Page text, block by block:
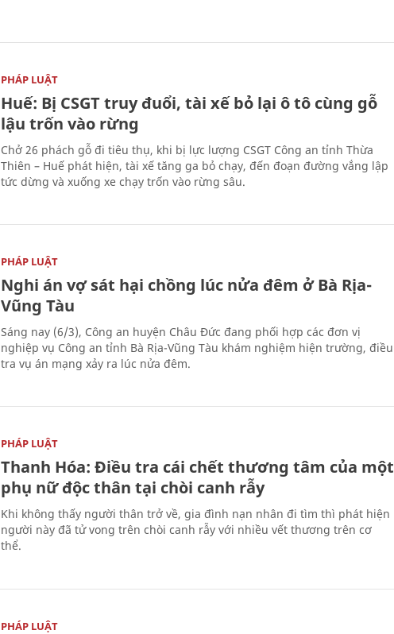
PHÁP LUẬT
Huế: Bị CSGT truy đuổi, tài xế bỏ lại ô tô cùng gỗ
lậu trốn vào rừng
Chở 26 phách gỗ đi tiêu thụ, khi bị lực lượng CSGT Công an tỉnh Thừa
Thiên – Huế phát hiện, tài xế tăng ga bỏ chạy, đến đoạn đường vắng lập
tức dừng và xuống xe chạy trốn vào rừng sâu.
PHÁP LUẬT
Nghi án vợ sát hại chồng lúc nửa đêm ở Bà Rịa-
Vũng Tàu
Sáng nay (6/3), Công an huyện Châu Đức đang phối hợp các đơn vị
nghiệp vụ Công an tỉnh Bà Rịa-Vũng Tàu khám nghiệm hiện trường, điều
tra vụ án mạng xảy ra lúc nửa đêm.
PHÁP LUẬT
Thanh Hóa: Điều tra cái chết thương tâm của một
phụ nữ độc thân tại chòi canh rẫy
Khi không thấy người thân trở về, gia đình nạn nhân đi tìm thì phát hiện
người này đã tử vong trên chòi canh rẫy với nhiều vết thương trên cơ
thể.
PHÁP LUẬT